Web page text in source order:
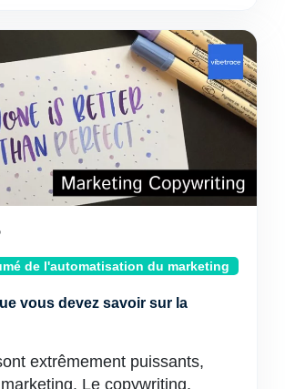
de l'automatisation du marketing
vous devez savoir sur la
extrêmement puissants,
Le copywriting,